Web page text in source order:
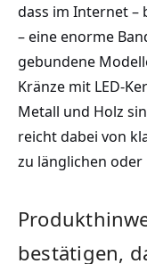
dass im Internet –
– eine enorme
gebundene
Kränze mit LED-
Metall und Holz
reicht dabei von
zu länglichen
bestätigen,